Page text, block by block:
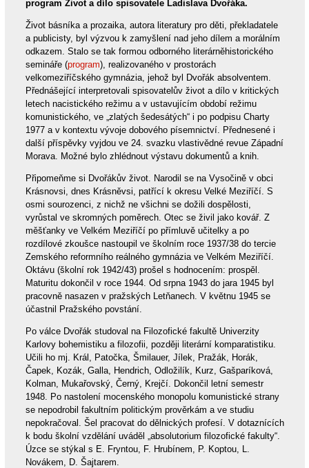
program Život a dílo spisovatele Ladislava Dvořáka.
Život básníka a prozaika, autora literatury pro děti, překladatele
a publicisty, byl výzvou k zamyšlení nad jeho dílem a morálním
odkazem. Stalo se tak formou odborného literárněhistorického
semináře (program), realizovaného v prostorách
velkomeziříčského gymnázia, jehož byl Dvořák absolventem.
Přednášející interpretovali spisovatelův život a dílo v kritických
letech nacistického režimu a v ustavujícím období režimu
komunistického, ve „zlatých šedesátých“ i po podpisu Charty
1977 a v kontextu vývoje dobového písemnictví. Přednesené i
další příspěvky vyjdou ve 24. svazku vlastivědné revue Západní
Morava. Možné bylo zhlédnout výstavu dokumentů a knih.
Připomeňme si Dvořákův život. Narodil se na Vysočině v obci
Krásnovsi, dnes Krásněvsi, patřící k okresu Velké Meziříčí. S
osmi sourozenci, z nichž ne všichni se dožili dospělosti,
vyrůstal ve skromných poměrech. Otec se živil jako kovář. Z
měšťanky ve Velkém Meziříčí po přímluvě učitelky a po
rozdílové zkoušce nastoupil ve školním roce 1937/38 do tercie
Zemského reformního reálného gymnázia ve Velkém Meziříčí.
Oktávu (školní rok 1942/43) prošel s hodnocením: prospěl.
Maturitu dokončil v roce 1944. Od srpna 1943 do jara 1945 byl
pracovně nasazen v pražských Letňanech. V květnu 1945 se
účastnil Pražského povstání.
Po válce Dvořák studoval na Filozofické fakultě Univerzity
Karlovy bohemistiku a filozofii, později literární komparatistiku.
Učili ho mj. Král, Patočka, Šmilauer, Jílek, Pražák, Horák,
Čapek, Kozák, Galla, Hendrich, Odložilík, Kurz, Gašparíková,
Kolman, Mukařovský, Černý, Krejčí. Dokončil letní semestr
1948. Po nastolení mocenského monopolu komunistické strany
se nepodrobil fakultním politickým prověrkám a ve studiu
nepokračoval. Šel pracovat do dělnických profesí. V dotaznících
k bodu školní vzdělání uváděl „absolutorium filozofické fakulty“.
Úzce se stýkal s E. Fryntou, F. Hrubínem, P. Koptou, L.
Novákem, D. Šajtarem.